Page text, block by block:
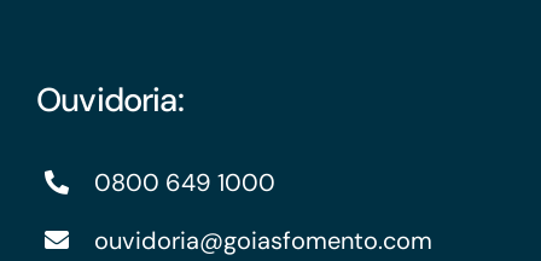
Ouvidoria:
0800 649 1000
ouvidoria@goiasfomento.com